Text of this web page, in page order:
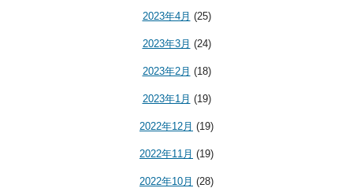
2023年4月 (25)
2023年3月 (24)
2023年2月 (18)
2023年1月 (19)
2022年12月 (19)
2022年11月 (19)
2022年10月 (28)